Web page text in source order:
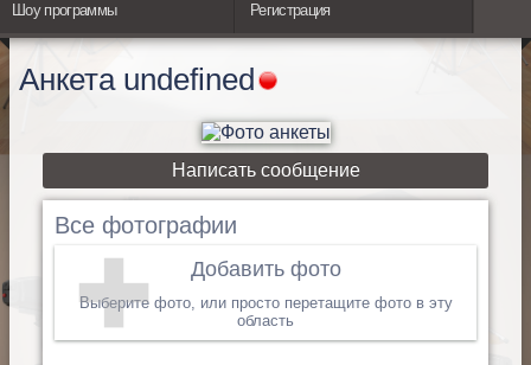
Шоу программы Регистрация
Анкета undefined
Написать сообщение
Все фотографии
Добавить фото
Выберите фото, или просто перетащите фото в эту
область